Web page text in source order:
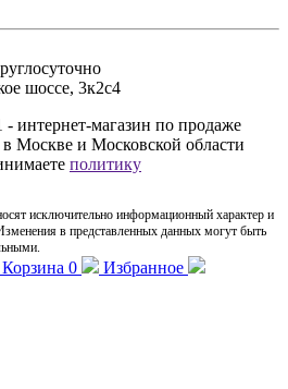
шоссе, 3к2с4
интернет-магазин по продаже
Москве и Московской области
политику
исключительно информационный характер и
в представленных данных могут быть
Корзина 0
Избранное